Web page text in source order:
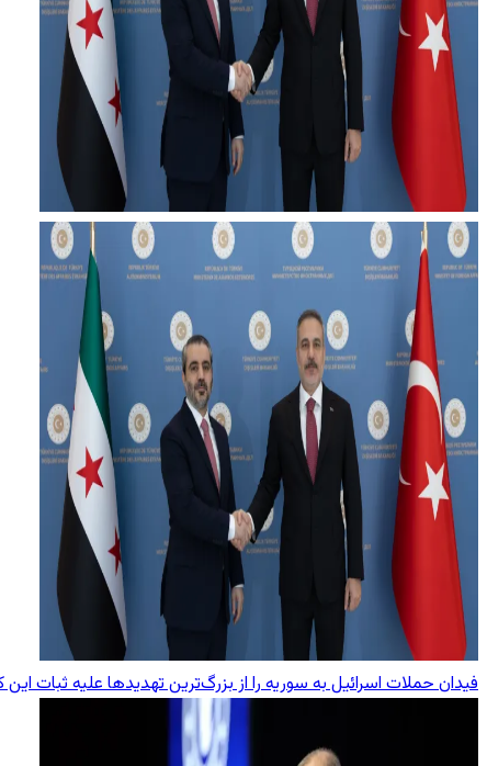
فیدان حملات اسرائیل به سوریه را از بزرگ‌ترین تهدیدها علیه ثبات